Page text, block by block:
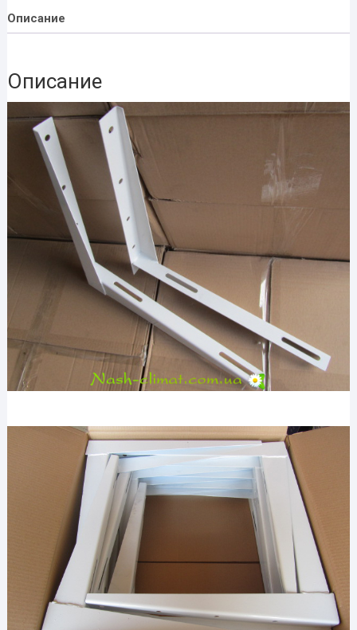
420х450.
Описание
Описание